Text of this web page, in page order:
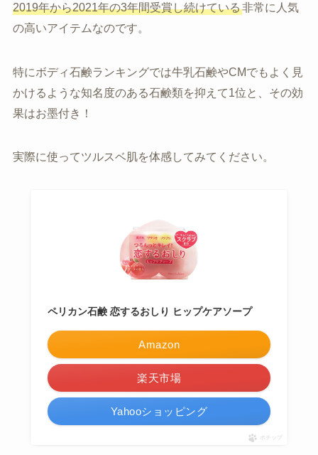
2019年から2021年の3年間受賞し続けている非常に人気
の高いアイテムなのです。
特にボディ石鹸ランキングでは牛乳石鹸やCMでもよく見
かけるような知名度のある石鹸類を抑えて1位と、その効
果はお墨付き！
実際に使ってツルスベ肌を体感してみてください。
ペリカン石鹸 恋するおしり ヒップケアソープ
Amazon
楽天市場
Yahooショッピング
ポチップ